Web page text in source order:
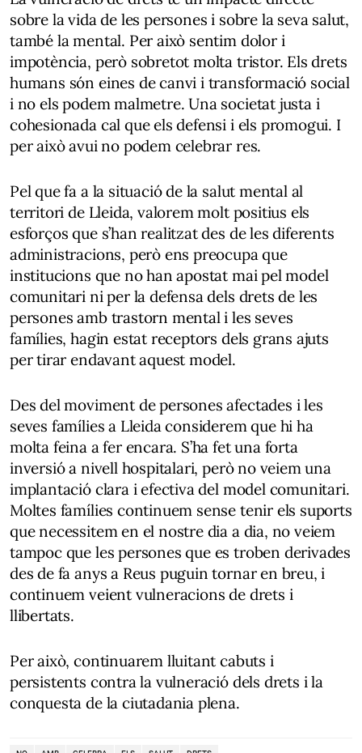
sobre la vida de les persones i sobre la seva salut,
també la mental. Per això sentim dolor i
impotència, però sobretot molta tristor. Els drets
humans són eines de canvi i transformació social
i no els podem malmetre. Una societat justa i
cohesionada cal que els defensi i els promogui. I
per això avui no podem celebrar res.
Pel que fa a la situació de la salut mental al
territori de Lleida, valorem molt positius els
esforços que s’han realitzat des de les diferents
administracions, però ens preocupa que
institucions que no han apostat mai pel model
comunitari ni per la defensa dels drets de les
persones amb trastorn mental i les seves
famílies, hagin estat receptors dels grans ajuts
per tirar endavant aquest model.
Des del moviment de persones afectades i les
seves famílies a Lleida considerem que hi ha
molta feina a fer encara. S’ha fet una forta
inversió a nivell hospitalari, però no veiem una
implantació clara i efectiva del model comunitari.
Moltes famílies continuem sense tenir els suports
que necessitem en el nostre dia a dia, no veiem
tampoc que les persones que es troben derivades
des de fa anys a Reus puguin tornar en breu, i
continuem veient vulneracions de drets i
llibertats.
Per això, continuarem lluitant cabuts i
persistents contra la vulneració dels drets i la
conquesta de la ciutadania plena.